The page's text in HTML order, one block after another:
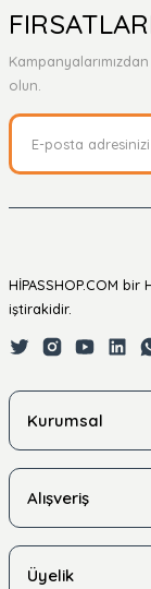
olun.
HİPASSHOP.COM bir
iştirakidir.
Kurumsal
Alışveriş
Üyelik